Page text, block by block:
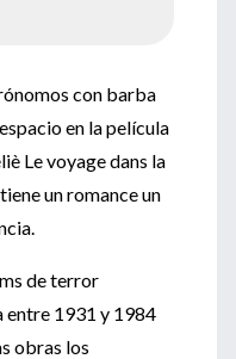
con barba
en la película
Le voyage dans la
un romance un
de terror
entre 1931 y 1984
obras los